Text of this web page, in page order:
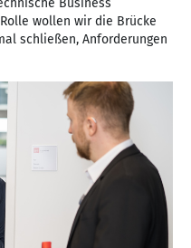
wollen wir die Brücke
schließen, Anforderungen